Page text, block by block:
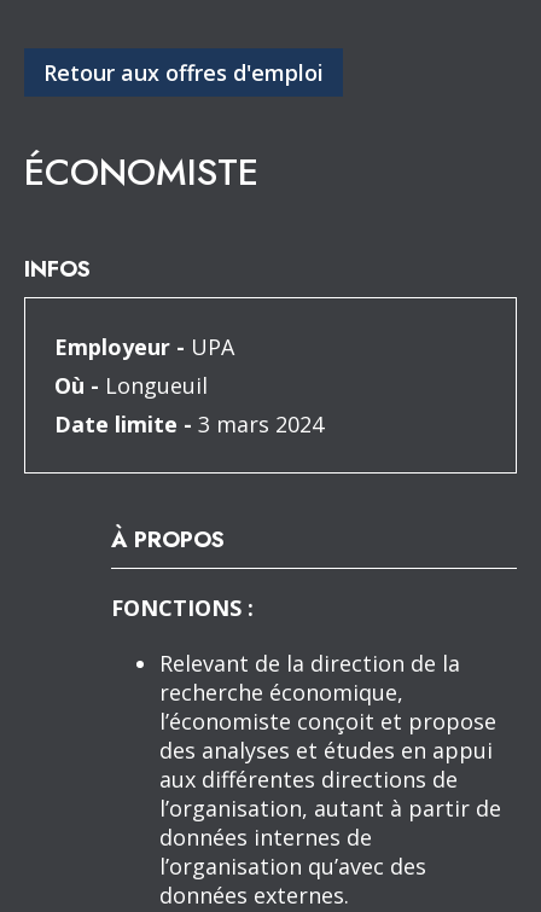
Retour aux offres d'emploi
ÉCONOMISTE
INFOS
Employeur - UPA
Où - Longueuil
Date limite - 3 mars 2024
À PROPOS
FONCTIONS :
Relevant de la direction de la
recherche économique,
l’économiste conçoit et propose
des analyses et études en appui
aux différentes directions de
l’organisation, autant à partir de
données internes de
l’organisation qu’avec des
données externes.